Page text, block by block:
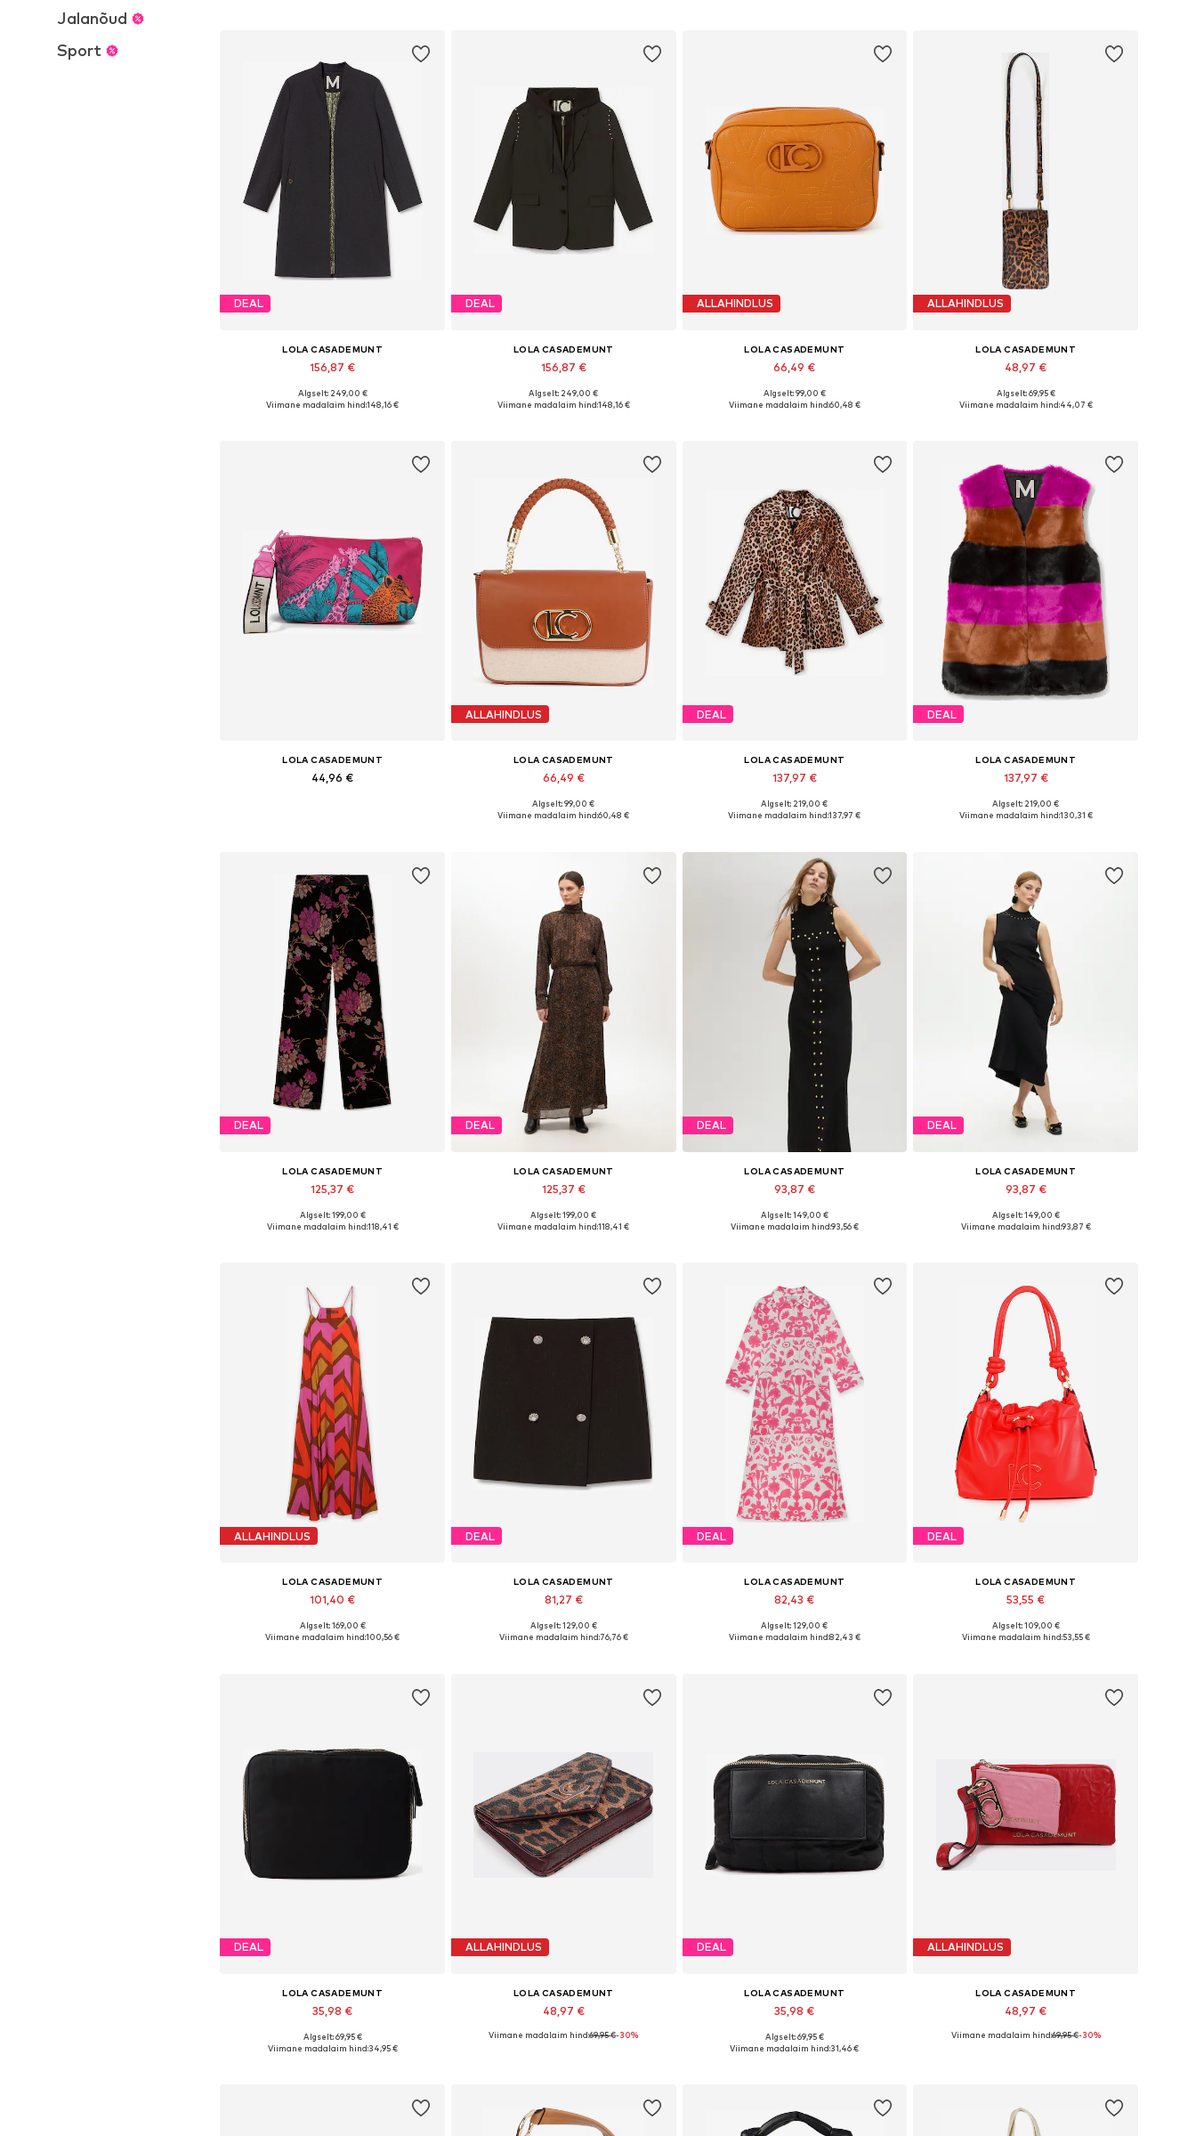
Jalanõud
Sport
DEAL
LOLA CASADEMUNT
156,87 €
Saadaolevad suurused: XS, S, M, L, XL
Algselt: 249,00 €
Viimane madalaim hind:148,16 €
DEAL
LOLA CASADEMUNT
156,87 €
Saadaolevad suurused: 34, 36, 38, 42
Algselt: 249,00 €
Viimane madalaim hind:148,16 €
ALLAHINDLUS
LOLA CASADEMUNT
66,49 €
Saadaolevad suurused: One Size
Algselt: 99,00 €
Viimane madalaim hind:60,48 €
ALLAHINDLUS
LOLA CASADEMUNT
48,97 €
Saadaolevad suurused: 0
Algselt: 69,95 €
Viimane madalaim hind:44,07 €
LOLA CASADEMUNT
44,96 €
ALLAHINDLUS
LOLA CASADEMUNT
66,49 €
Saadaolevad suurused: One Size
Algselt: 99,00 €
Viimane madalaim hind:60,48 €
DEAL
LOLA CASADEMUNT
137,97 €
Saadaolevad suurused: XS, S, M, L
Algselt: 219,00 €
Viimane madalaim hind:137,97 €
DEAL
LOLA CASADEMUNT
137,97 €
Saadaolevad suurused: S, M, L
Algselt: 219,00 €
Viimane madalaim hind:130,31 €
DEAL
LOLA CASADEMUNT
125,37 €
Saadaolevad suurused: 34, 36, 38, 40, 42
Algselt: 199,00 €
Viimane madalaim hind:118,41 €
DEAL
LOLA CASADEMUNT
125,37 €
Saadaolevad suurused: 34, 36, 38, 40
Algselt: 199,00 €
Viimane madalaim hind:118,41 €
DEAL
LOLA CASADEMUNT
93,87 €
Saadaolevad suurused: 34, 36, 38, 40, 42
Algselt: 149,00 €
Viimane madalaim hind:93,56 €
DEAL
LOLA CASADEMUNT
93,87 €
Saadaolevad suurused: S, M, L
Algselt: 149,00 €
Viimane madalaim hind:93,87 €
ALLAHINDLUS
LOLA CASADEMUNT
101,40 €
Saadaolevad suurused: 34, 38, 40, 42
Algselt: 169,00 €
Viimane madalaim hind:100,56 €
DEAL
LOLA CASADEMUNT
81,27 €
Saadaolevad suurused: 36, 38, 40
Algselt: 129,00 €
Viimane madalaim hind:76,76 €
DEAL
LOLA CASADEMUNT
82,43 €
Saadaolevad suurused: 36, 38, 40, 42
Algselt: 129,00 €
Viimane madalaim hind:82,43 €
DEAL
LOLA CASADEMUNT
53,55 €
Saadaolevad suurused: One Size
Algselt: 109,00 €
Viimane madalaim hind:53,55 €
DEAL
LOLA CASADEMUNT
35,98 €
Saadaolevad suurused: One Size
Algselt: 69,95 €
Viimane madalaim hind:34,95 €
ALLAHINDLUS
LOLA CASADEMUNT
48,97 €
Saadaolevad suurused: 0
Viimane madalaim hind:69,95 €-30%
DEAL
LOLA CASADEMUNT
35,98 €
Saadaolevad suurused: One Size
Algselt: 69,95 €
Viimane madalaim hind:31,46 €
ALLAHINDLUS
LOLA CASADEMUNT
48,97 €
Saadaolevad suurused: 0
Viimane madalaim hind:69,95 €-30%